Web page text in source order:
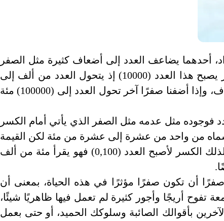
أحدهما يضاعف العدد إلى أضعاف كثيرة مثل الصفر
الذي يأتي قبل العدد (1000) فعند إضافة الصفر يصبح هذا العدد (10000) إذ يتحول العدد من ألف إلى
عشرة آلاف، وهنا نجده قد تضاعف عشرة أضعاف، وإذا أضفنا صفرًا آخر تحول العدد إلى (100000) مئة
فوجوده مثل عدمه مثل الصفر الذي يأتي أمام الكسر
(0,10) فهنا تحول مسماه من واحد من عشرة إلى عشرة من مئة لكن القيمة
بقيت ثابتة لم تتغير، ومثله لو أضفنا صفرًا آخر لذلك الكسر لأصبح العدد (0,100) فهو يقرأ مئة من ألف
أن تكون صفرًا مؤثرًا في هذه الحياة، بمعنى أن
أريجًا وأجور كثيرة لم تعمل فيها ظاهريًا شيئًا،
بأقوالك الصائبة وسلوكك الحميد، أو حتى بعمل